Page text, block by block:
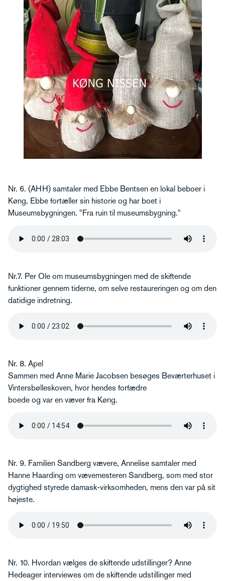
Nr. 6. (AHH) samtaler med Ebbe Bentsen en lokal beboer i
Køng, Ebbe fortæller sin historie og har boet i
Museumsbygningen. "Fra ruin til museumsbygning."
Nr.7. Per Ole om museumsbygningen med de skiftende
funktioner gennem tiderne, om selve restaureringen og om den
datidige indretning.
Nr. 8. Apel
Sammen med Anne Marie Jacobsen besøges Beværterhuset i
Vintersbølleskoven, hvor hendes forfædre
boede og var en væver fra Køng.
Nr. 9. Familien Sandberg vævere, Annelise samtaler med
Hanne Haarding om vævemesteren Sandberg, som med stor
dygtighed styrede damask-virksomheden, mens den var på sit
højeste.
Nr. 10. Hvordan vælges de skiftende udstillinger? Anne
Hedeager interviewes om de skiftende udstillinger med